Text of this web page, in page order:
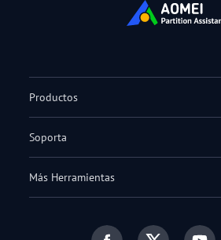
Productos
Soporta
Más Herramientas